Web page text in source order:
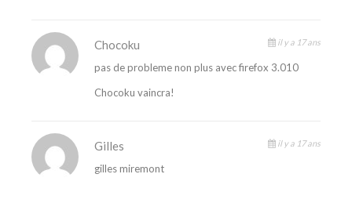
Chocoku il y a 17 ans
pas de probleme non plus avec firefox 3.010
Chocoku vaincra!
Gilles il y a 17 ans
gilles miremont